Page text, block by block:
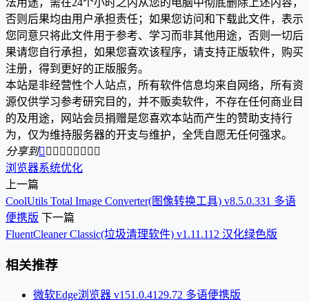
否则后果均由用户承担责任；如果您访问和下载此文件，表示
您同意只将此文件用于参考、学习而非其他用途，否则一切后
果请您自行承担，如果您喜欢该程序，请支持正版软件，购买
注册，得到更好的正版服务。
本站是非经营性个人站点，所有软件信息均来自网络，所有资
源仅供学习参考研究目的，并不贩卖软件，不存在任何商业目
的及用途，网站会员捐赠是您喜欢本站而产生的赞助支持行
为，仅为维持服务器的开支与维护，全凭自愿无任何强求。
分享到        
浏览器系统优化
上一篇
CoolUtils Total Image Converter(图像转换工具) v8.5.0.331 多语
便携版 下一篇
FluentCleaner Classic(垃圾清理软件) v1.11.112 汉化绿色版
相关推荐
微软Edge浏览器 v151.0.4129.72 多语便携版